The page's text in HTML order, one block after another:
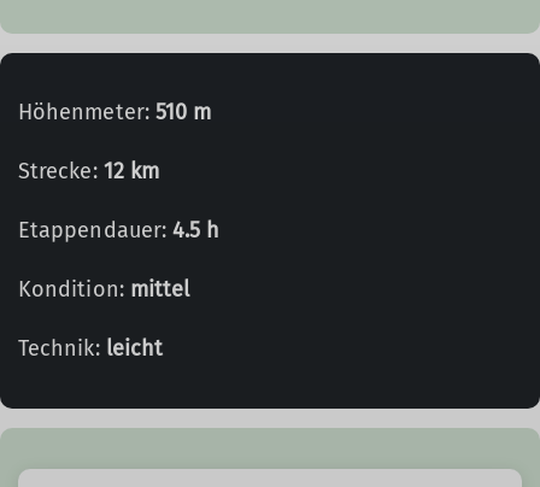
Höhenmeter: 510 m
Strecke: 12 km
Etappendauer:4.5 h
Kondition: mittel
Technik: leicht